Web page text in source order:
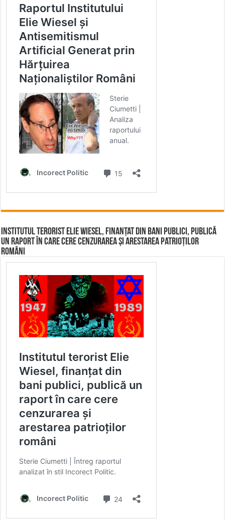
Institutul terorist Elie Wiesel, finanțat din bani publici, publică
un raport în care cere cenzurarea și arestarea patrioților
români